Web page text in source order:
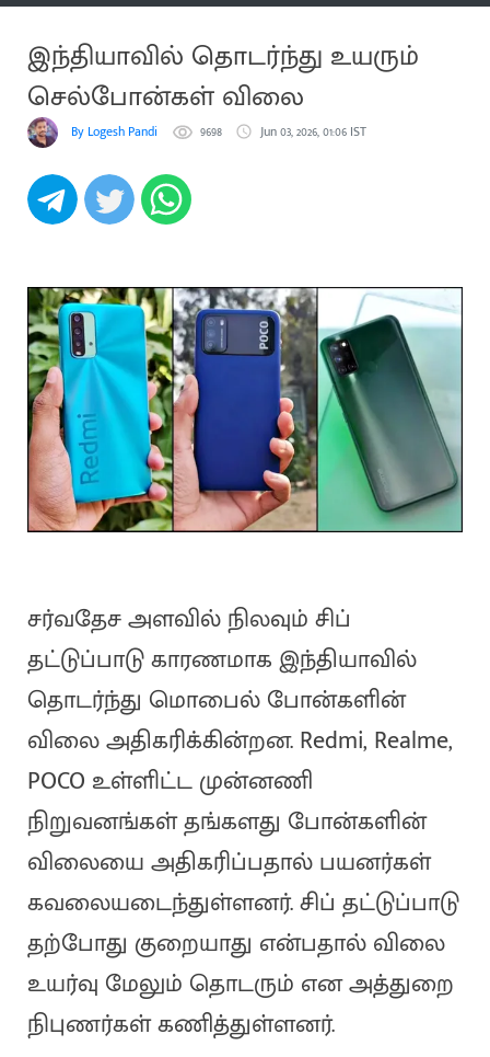
இந்தியாவில் தொடர்ந்து உயரும்
செல்போன்கள் விலை
By Logesh Pandi 9698 Jun 03, 2026, 01:06 IST
சர்வதேச அளவில் நிலவும் சிப்
தட்டுப்பாடு காரணமாக இந்தியாவில்
தொடர்ந்து மொபைல் போன்களின்
விலை அதிகரிக்கின்றன. Redmi, Realme,
POCO உள்ளிட்ட முன்னணி
நிறுவனங்கள் தங்களது போன்களின்
விலையை அதிகரிப்பதால் பயனர்கள்
கவலையடைந்துள்ளனர். சிப் தட்டுப்பாடு
தற்போது குறையாது என்பதால் விலை
உயர்வு மேலும் தொடரும் என அத்துறை
நிபுணர்கள் கணித்துள்ளனர்.